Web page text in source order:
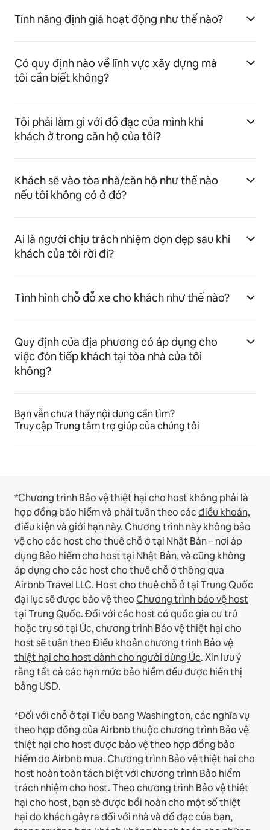
Tính năng định giá hoạt động như thế nào?
Có quy định nào về lĩnh vực xây dựng mà
tôi cần biết không?
Tôi phải làm gì với đồ đạc của mình khi
khách ở trong căn hộ của tôi?
Khách sẽ vào tòa nhà/căn hộ như thế nào
nếu tôi không có ở đó?
Ai là người chịu trách nhiệm dọn dẹp sau khi
khách của tôi rời đi?
Tình hình chỗ đỗ xe cho khách như thế nào?
Quy định của địa phương có áp dụng cho
việc đón tiếp khách tại tòa nhà của tôi
không?
Bạn vẫn chưa thấy nội dung cần tìm?
Truy cập Trung tâm trợ giúp của chúng tôi
*Chương trình Bảo vệ thiệt hại cho host không phải là
hợp đồng bảo hiểm và phải tuân theo cácđiều khoản,
điều kiện và giới hạnnày.Chương trình này không bảo
vệ cho các host cho thuê chỗ ở tại Nhật Bản – nơi áp
dụng Bảo hiểm cho host tại Nhật Bản, và cũng không
áp dụng cho các host cho thuê chỗ ở thông qua
Airbnb Travel LLC. Host cho thuê chỗ ở tại Trung Quốc
đại lục sẽ được bảo vệ theoChương trình bảo vệ host
tại Trung Quốc.Đối với các host có quốc gia cư trú
hoặc trụ sở tại Úc, chương trình Bảo vệ thiệt hại cho
host sẽ tuân theoĐiều khoản chương trình Bảo vệ
thiệt hại cho host dành cho người dùng Úc. Xin lưu ý
rằng tất cả các hạn mức bảo hiểm đều được hiển thị
bằng USD.
*Đối với chỗ ở tại Tiểu bang Washington, các nghĩa vụ
theo hợp đồng của Airbnb thuộc chương trình Bảo vệ
thiệt hại cho host được bảo vệ theo hợp đồng bảo
hiểm do Airbnb mua. Chương trình Bảo vệ thiệt hại cho
host hoàn toàn tách biệt với chương trình Bảo hiểm
trách nhiệm cho host. Theo chương trình Bảo vệ thiệt
hại cho host, bạn sẽ được bồi hoàn cho một số thiệt
hại do khách gây ra đối với nhà và đồ đạc của bạn,